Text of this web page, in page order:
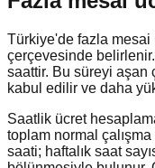
Türkiye'de fazla mesai
çerçevesinde
saattir. Bu süreyi aşan
kabul edilir ve daha
Saatlik ücret
toplam normal
saati; haftalık saat